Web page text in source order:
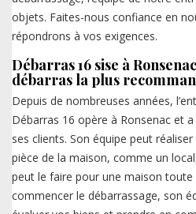
objets. Faites-nous confiance en
répondrons à vos exigences.
Débarras 16 sise à
débarras la plus
Depuis de nombreuses années,
Débarras 16 opère à Ronsenac et
ses clients. Son équipe peut
pièce de la maison, comme un
peut le faire pour une maison toute
commencer le débarrassage, son